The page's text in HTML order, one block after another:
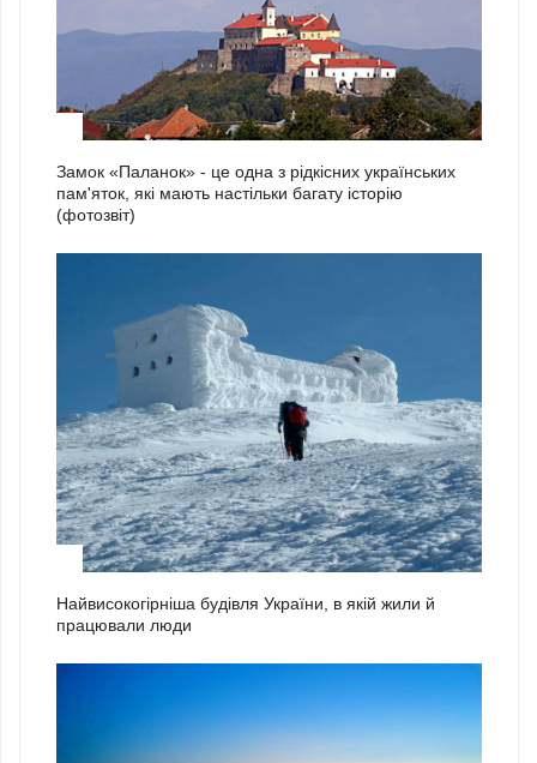
Замок «Паланок» - це одна з рідкісних українських
пам'яток, які мають настільки багату історію
(фотозвіт)
Найвисокогірніша будівля України, в якій жили й
працювали люди